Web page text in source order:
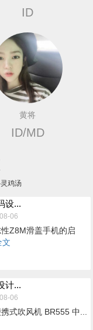
ID
黄将
ID/MD
鸡汤
设...
06
Z8M滑盖手机的启
文
计...
06
式吹风机 BR555 中...